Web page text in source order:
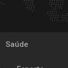
Saúde